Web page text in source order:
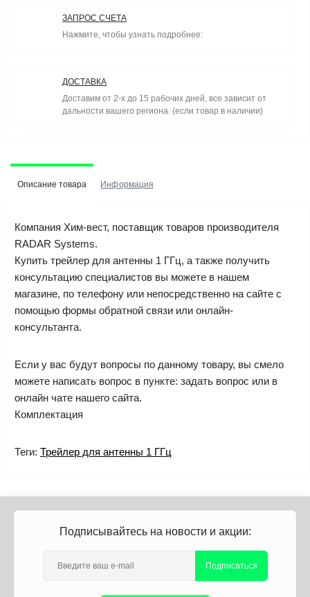
ЗАПРОС СЧЕТА
Нажмите, чтобы узнать подробнее:
ДОСТАВКА
Доставим от 2-х до 15 рабочих дней, все зависит от
дальности вашего региона. (если товар в наличии)
Описание товара Информация
Компания Хим-вест, поставщик товаров производителя
RADAR Systems.
Купить трейлер для антенны 1 ГГц, а также получить
консультацию специалистов вы можете в нашем
магазине, по телефону или непосредственно на сайте с
помощью формы обратной связи или онлайн-
консультанта.
Если у вас будут вопросы по данному товару, вы смело
можете написать вопрос в пункте: задать вопрос или в
онлайн чате нашего сайта.
Комплектация
Теги: Трейлер для антенны 1 ГГц
Подписывайтесь на новости и акции:
Подписаться